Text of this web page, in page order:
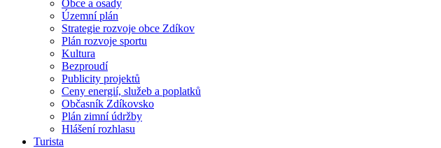
Obce a osady
Územní plán
Strategie rozvoje obce Zdíkov
Plán rozvoje sportu
Kultura
Bezproudí
Publicity projektů
Ceny energií, služeb a poplatků
Občasník Zdíkovsko
Plán zimní údržby
Hlášení rozhlasu
Turista